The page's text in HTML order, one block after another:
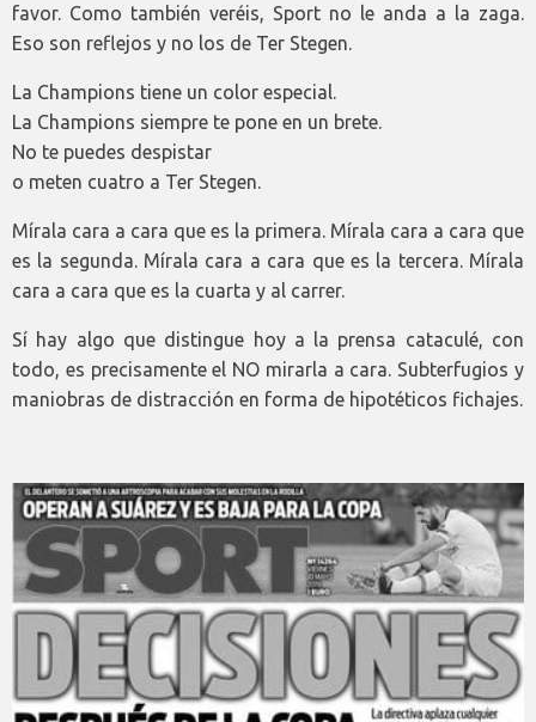
favor. Como también veréis, Sport no le anda a la zaga.
Eso son reflejos y no los de Ter Stegen.
La Champions tiene un color especial.
La Champions siempre te pone en un brete.
No te puedes despistar
o meten cuatro a Ter Stegen.
Mírala cara a cara que es la primera. Mírala cara a cara que
es la segunda. Mírala cara a cara que es la tercera. Mírala
cara a cara que es la cuarta y al carrer.
Sí hay algo que distingue hoy a la prensa cataculé, con
todo, es precisamente el NO mirarla a cara. Subterfugios y
maniobras de distracción en forma de hipotéticos fichajes.